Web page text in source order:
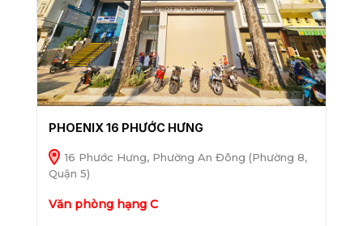
PHOENIX 16 PHƯỚC HƯNG
16 Phước Hưng, Phường An Đông (Phường 8,
Quận 5)
Văn phòng hạng C